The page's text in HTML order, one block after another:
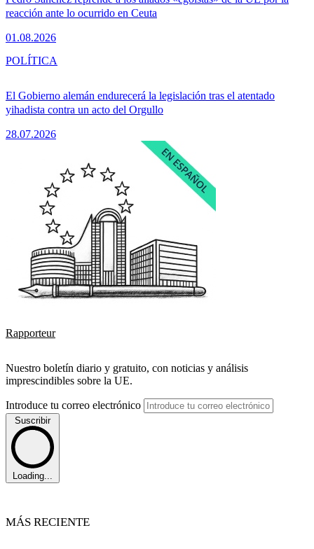
reacción ante lo ocurrido en Ceuta
01.08.2026
El Gobierno alemán endurecerá la legislación tras el atentado
yihadista contra un acto del Orgullo
28.07.2026
POLÍTICA
Rapporteur
Nuestro boletín diario y gratuito, con noticias y análisis
imprescindibles sobre la UE.
Introduce tu correo electrónico
Suscribir
Loading...
MÁS RECIENTE